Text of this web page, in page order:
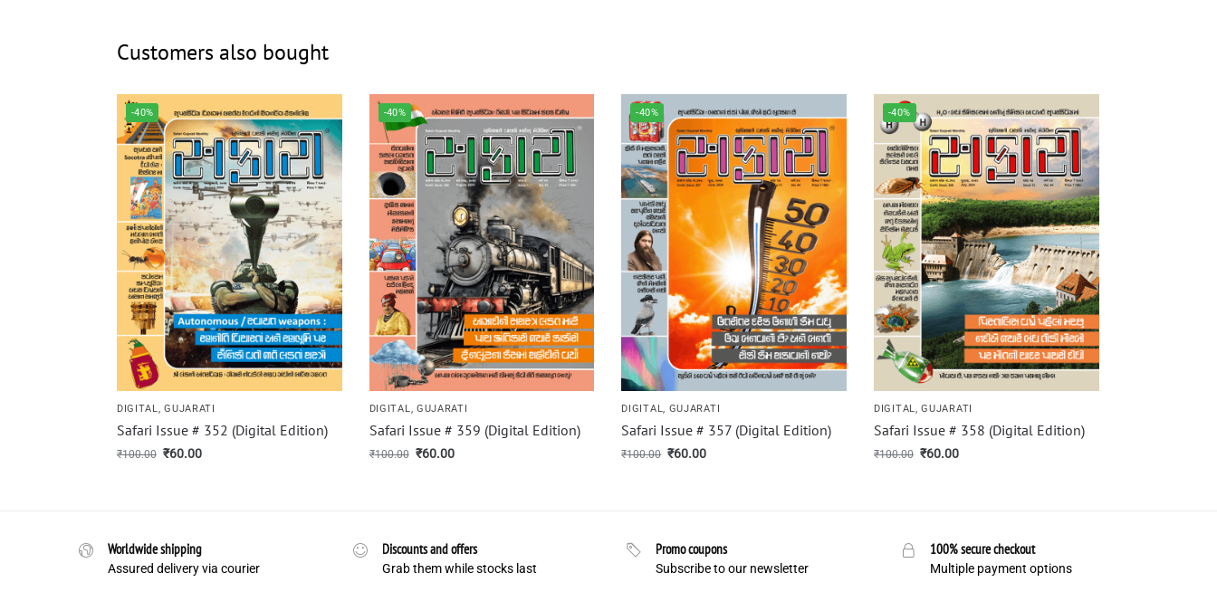
Customers also bought
-40%
DIGITAL,GUJARATI
Safari Issue # 352 (Digital Edition)
₹100.00 ₹60.00
-40%
DIGITAL, GUJARATI
Safari Issue # 359 (Digital Edition)
₹100.00 ₹60.00
-40%
DIGITAL, GUJARATI
Safari Issue # 357 (Digital Edition)
₹100.00 ₹60.00
-40%
DIGITAL,GUJARATI
Safari Issue # 358 (Digital Edition)
₹100.00 ₹60.00
Worldwide shipping
Assured delivery via courier
Discounts and offers
Grab them while stocks last
Promo coupons
Subscribe to our newsletter
100% secure checkout
Multiple payment options